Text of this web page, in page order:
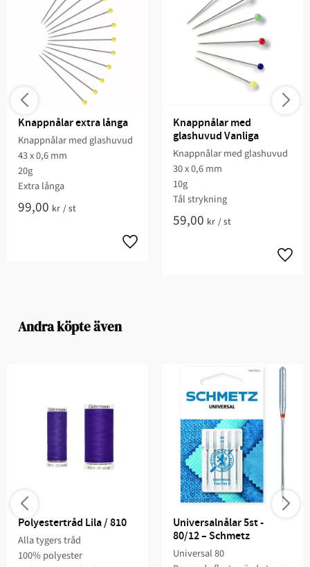
Knappnålar extra långa
Knappnålar med glashuvud
43 x 0,6 mm
20g
Extra långa
99,00 kr /st
Knappnålar med
glashuvud Vanliga
Knappnålar med glashuvud
30 x 0,6 mm
10g
Tål strykning
59,00 kr /st
Andra köpte även
Polyestertråd Lila / 810
Alla tygers tråd
100% polyester
Universalnålar 5st -
80/12 – Schmetz
Universal 80